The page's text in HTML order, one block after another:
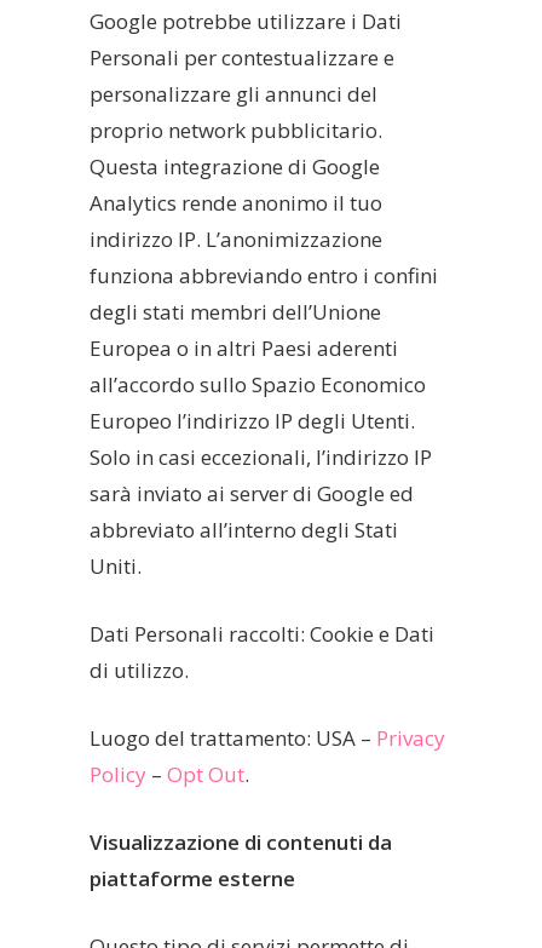
Google potrebbe utilizzare i Dati
Personali per contestualizzare e
personalizzare gli annunci del
proprio network pubblicitario.
Questa integrazione di Google
Analytics rende anonimo il tuo
indirizzo IP. L’anonimizzazione
funziona abbreviando entro i confini
degli stati membri dell’Unione
Europea o in altri Paesi aderenti
all’accordo sullo Spazio Economico
Europeo l’indirizzo IP degli Utenti.
Solo in casi eccezionali, l’indirizzo IP
sarà inviato ai server di Google ed
abbreviato all’interno degli Stati
Uniti.
Dati Personali raccolti: Cookie e Dati
di utilizzo.
Luogo del trattamento: USA – Privacy
Policy – Opt Out.
Visualizzazione di contenuti da
piattaforme esterne